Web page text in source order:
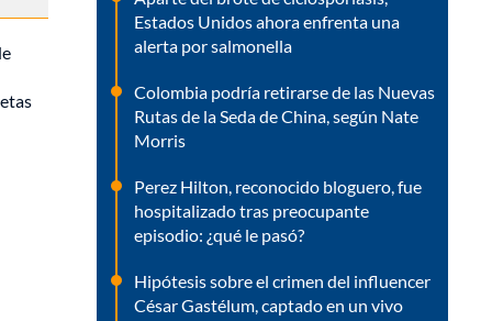
Estados Unidos ahora enfrenta una
alerta por salmonella
Colombia podría retirarse de las Nuevas
Rutas de la Seda de China, según Nate
Morris
Perez Hilton, reconocido bloguero, fue
hospitalizado tras preocupante
episodio: ¿qué le pasó?
Hipótesis sobre el crimen del influencer
César Gastélum, captado en un vivo